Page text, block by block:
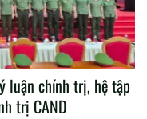
luận chính trị, hệ tập
trị CAND